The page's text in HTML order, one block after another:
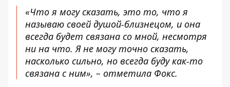
«Что я могу сказать, это то, что я
называю своей душой-близнецом, и она
всегда будет связана со мной, несмотря
ни на что. Я не могу точно сказать,
насколько сильно, но всегда буду как-то
связана с ним», – отметила Фокс.